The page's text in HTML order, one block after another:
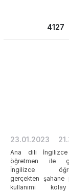
4127
23.01.2023
Ana dili
öğretmen ile
İngilizce
gerçekten şahane
kullanımı